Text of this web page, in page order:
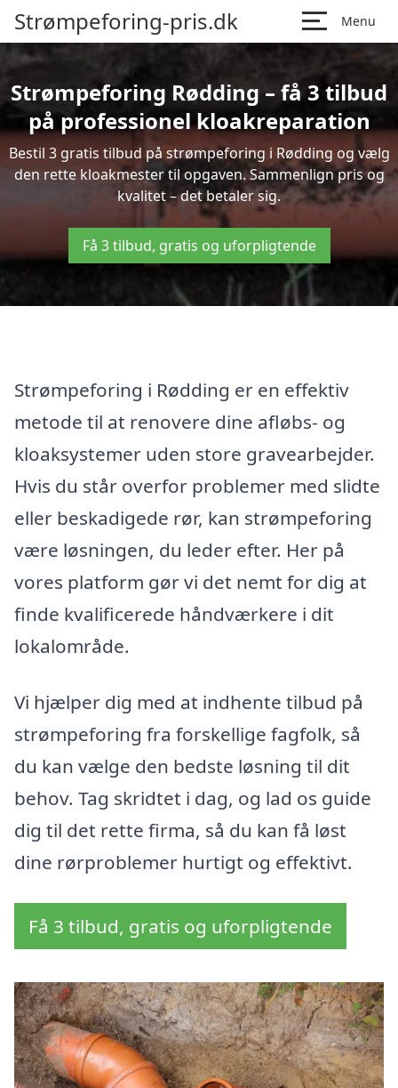
Strømpeforing-pris.dk Menu
Strømpeforing Rødding – få 3 tilbud
på professionel kloakreparation
Bestil 3 gratis tilbud på strømpeforing i Rødding og vælg
den rette kloakmester til opgaven. Sammenlign pris og
kvalitet – det betaler sig.
Få 3 tilbud, gratis og uforpligtende
Strømpeforing i Rødding er en effektiv
metode til at renovere dine afløbs- og
kloaksystemer uden store gravearbejder.
Hvis du står overfor problemer med slidte
eller beskadigede rør, kan strømpeforing
være løsningen, du leder efter. Her på
vores platform gør vi det nemt for dig at
finde kvalificerede håndværkere i dit
lokalområde.
Vi hjælper dig med at indhente tilbud på
strømpeforing fra forskellige fagfolk, så
du kan vælge den bedste løsning til dit
behov. Tag skridtet i dag, og lad os guide
dig til det rette firma, så du kan få løst
dine rørproblemer hurtigt og effektivt.
Få 3 tilbud, gratis og uforpligtende